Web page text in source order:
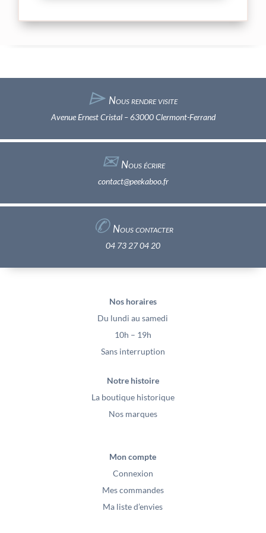
⌲ Nous rendre visite
Avenue Ernest Cristal – 63000 Clermont-Ferrand
✉︎Nous écrire
contact@peekaboo.fr
✆ Nous contacter
04 73 27 04 20
Nos horaires
Du lundi au samedi
10h – 19h
Sans interruption
Notre histoire
La boutique historique
Nos marques
Mon compte
Connexion
Mes commandes
Ma liste d’envies